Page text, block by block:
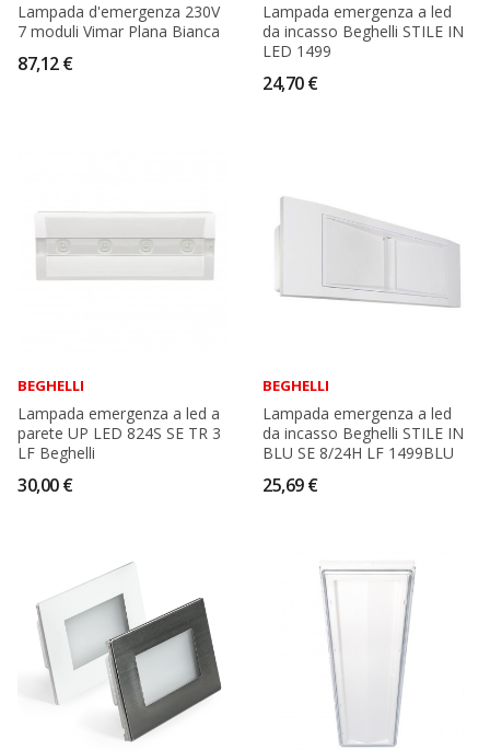
Lampada d'emergenza 230V
7 moduli Vimar Plana Bianca
87,12 €
Lampada emergenza a led
da incasso Beghelli STILE IN
LED 1499
24,70 €
BEGHELLI
Lampada emergenza a led a
parete UP LED 824S SE TR 3
LF Beghelli
30,00 €
BEGHELLI
Lampada emergenza a led
da incasso Beghelli STILE IN
BLU SE 8/24H LF 1499BLU
25,69 €